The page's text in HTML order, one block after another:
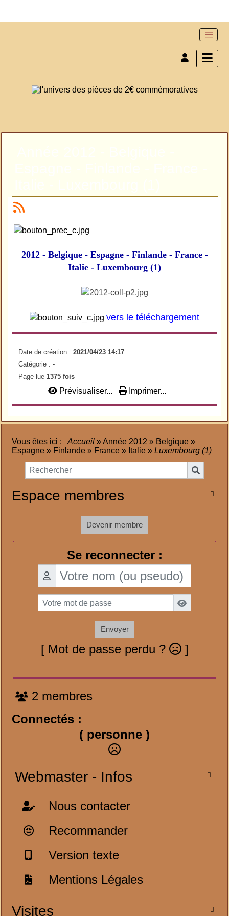
2012 - Belgique - Espagne - Finlande - France -
Italie - Luxembourg (1)
vers le téléchargement
Date de création : 2021/04/23 14:17
Catégorie : -
Page lue 1375 fois
Prévisualiser... Imprimer...
Vous êtes ici : Accueil »Année 2012 » Belgique »
Espagne » Finlande » France » Italie » Luxembourg (1)

Espace membres
Devenir membre
Se reconnecter :
Envoyer
[ Mot de passe perdu ? ]
2 membres
Connectés :
( personne )

Webmaster - Infos
Nous contacter
Recommander
Version texte
Mentions Légales

Visites